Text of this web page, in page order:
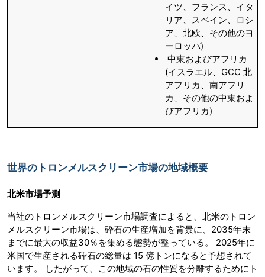
イツ、フランス、イタ
リア、スペイン、ロシ
ア、北欧、その他のヨ
ーロッパ)
中東およびアフリカ
(イスラエル、GCC 北
アフリカ、南アフリ
カ、その他の中東およ
びアフリカ)
世界のトロンメルスクリーン市場の地域概要
北米市場予測
当社のトロンメルスクリーン市場調査によると、北米のトロン
メルスクリーン市場は、砕石の生産増加を背景に、2035年末
までに最大の収益30％を集める態勢が整っている。 2025年に
米国で生産される砕石の総量は 15 億トンになると予想されて
います。 したがって、この地域の石の性質を分離するためにト